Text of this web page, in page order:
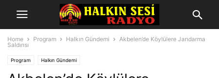
Home Program Halkın Gündemi
Akbelen’de Köylülere Jandarma
Saldırısı
Program Halkın Gündemi